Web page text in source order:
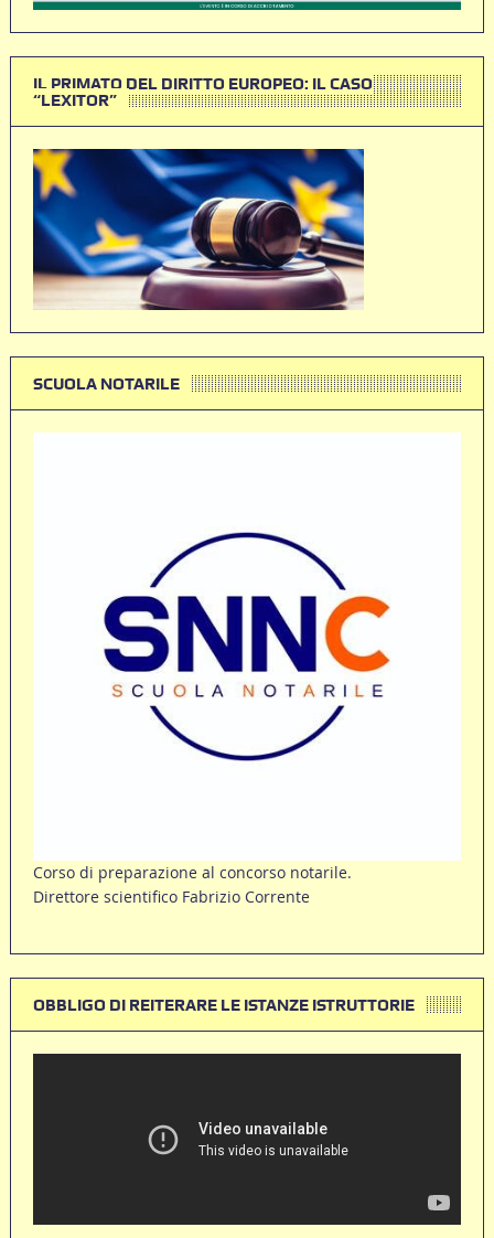
IL PRIMATO DEL DIRITTO EUROPEO: IL CASO
“LEXITOR”
SCUOLA NOTARILE
Corso di preparazione al concorso notarile.
Direttore scientifico Fabrizio Corrente
OBBLIGO DI REITERARE LE ISTANZE ISTRUTTORIE